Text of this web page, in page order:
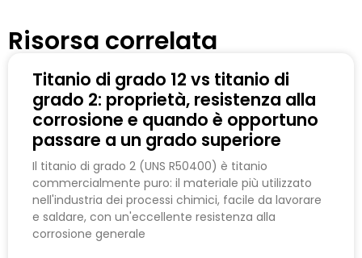
Risorsa correlata
Titanio di grado 12 vs titanio di
grado 2: proprietà, resistenza alla
corrosione e quando è opportuno
passare a un grado superiore
Il titanio di grado 2 (UNS R50400) è titanio
commercialmente puro: il materiale più utilizzato
nell'industria dei processi chimici, facile da lavorare
e saldare, con un'eccellente resistenza alla
corrosione generale